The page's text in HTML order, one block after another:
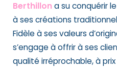
Berthillon a su conquérir
à ses créations
Fidèle à ses valeurs
s’engage à offrir à ses
qualité irréprochable, à